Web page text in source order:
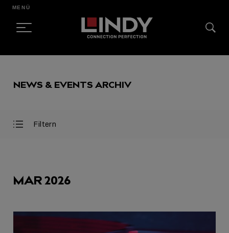
CONTENT
MENÜ
NEWS & EVENTS ARCHIV
Filter
Filter
Filtern
AUSGEWÄHLT
MAR 2026